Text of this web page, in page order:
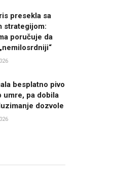
presekla sa
strategijom:
poručuje da
besplatno pivo
umre, pa dobila
dozvole